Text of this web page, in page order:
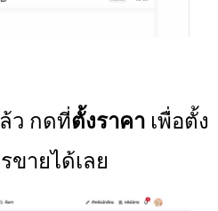
ว กดที่ตั้งราคาเพื่อตั้ง
ขายได้เลย